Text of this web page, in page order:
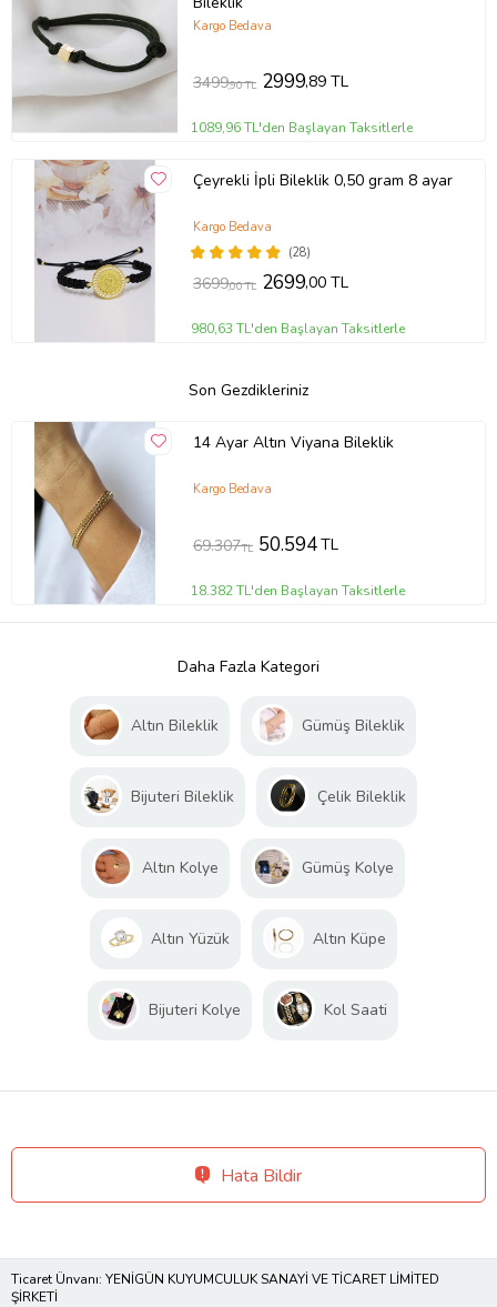
Kargo Bedava
3499,90 TL 2999,89 TL
1089,96 TL'den Başlayan Taksitlerle
Çeyrekli İpli Bileklik 0,50 gram 8 ayar
(28)
Kargo Bedava
3699,00 TL 2699,00 TL
980,63 TL'den Başlayan Taksitlerle
Son Gezdikleriniz
14 Ayar Altın Viyana Bileklik
Kargo Bedava
69.307TL 50.594TL
18.382 TL'den Başlayan Taksitlerle
Daha Fazla Kategori
Altın Bileklik Gümüş Bileklik
Bijuteri Bileklik Çelik Bileklik
Altın Kolye Gümüş Kolye
Altın Yüzük Altın Küpe
Bijuteri Kolye Kol Saati
Hata Bildir
Ticaret Ünvanı: YENİGÜN KUYUMCULUK SANAYİ VE TİCARET LİMİTED
ŞİRKETİ